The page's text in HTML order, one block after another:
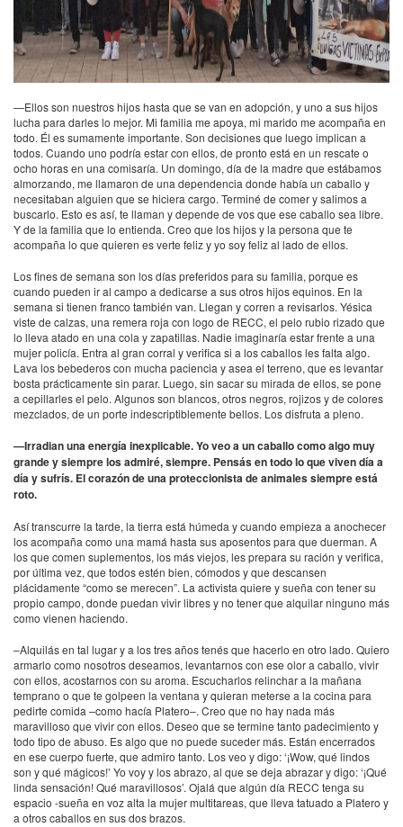
—Ellos son nuestros hijos hasta que se van en adopción, y uno a sus hijos
lucha para darles lo mejor. Mi familia me apoya, mi marido me acompaña en
todo. Él es sumamente importante. Son decisiones que luego implican a
todos. Cuando uno podría estar con ellos, de pronto está en un rescate o
ocho horas en una comisaría. Un domingo, día de la madre que estábamos
almorzando, me llamaron de una dependencia donde había un caballo y
necesitaban alguien que se hiciera cargo. Terminé de comer y salimos a
buscarlo. Esto es así, te llaman y depende de vos que ese caballo sea libre.
Y de la familia que lo entienda. Creo que los hijos y la persona que te
acompaña lo que quieren es verte feliz y yo soy feliz al lado de ellos.
Los fines de semana son los días preferidos para su familia, porque es
cuando pueden ir al campo a dedicarse a sus otros hijos equinos. En la
semana si tienen franco también van. Llegan y corren a revisarlos. Yésica
viste de calzas, una remera roja con logo de RECC, el pelo rubio rizado que
lo lleva atado en una cola y zapatillas. Nadie imaginaría estar frente a una
mujer policía. Entra al gran corral y verifica si a los caballos les falta algo.
Lava los bebederos con mucha paciencia y asea el terreno, que es levantar
bosta prácticamente sin parar. Luego, sin sacar su mirada de ellos, se pone
a cepillarles el pelo. Algunos son blancos, otros negros, rojizos y de colores
mezclados, de un porte indescriptiblemente bellos. Los disfruta a pleno.
—Irradian una energía inexplicable. Yo veo a un caballo como algo muy
grande y siempre los admiré, siempre. Pensás en todo lo que viven día a
día y sufrís. El corazón de una proteccionista de animales siempre está
roto.
Así transcurre la tarde, la tierra está húmeda y cuando empieza a anochecer
los acompaña como una mamá hasta sus aposentos para que duerman. A
los que comen suplementos, los más viejos, les prepara su ración y verifica,
por última vez, que todos estén bien, cómodos y que descansen
plácidamente “como se merecen”. La activista quiere y sueña con tener su
propio campo, donde puedan vivir libres y no tener que alquilar ninguno más
como vienen haciendo.
–Alquilás en tal lugar y a los tres años tenés que hacerlo en otro lado. Quiero
armarlo como nosotros deseamos, levantarnos con ese olor a caballo, vivir
con ellos, acostarnos con su aroma. Escucharlos relinchar a la mañana
temprano o que te golpeen la ventana y quieran meterse a la cocina para
pedirte comida –como hacía Platero–. Creo que no hay nada más
maravilloso que vivir con ellos. Deseo que se termine tanto padecimiento y
todo tipo de abuso. Es algo que no puede suceder más. Están encerrados
en ese cuerpo fuerte, que admiro tanto. Los veo y digo: ‘¡Wow, qué lindos
son y qué mágicos!’ Yo voy y los abrazo, al que se deja abrazar y digo: ‘¡Qué
linda sensación! Qué maravillosos’. Ojalá que algún día RECC tenga su
espacio -sueña en voz alta la mujer multitareas, que lleva tatuado a Platero y
a otros caballos en sus dos brazos.